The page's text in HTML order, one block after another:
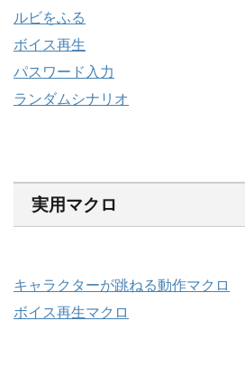
ルビをふる
ボイス再生
パスワード入力
ランダムシナリオ
実用マクロ
キャラクターが跳ねる動作マクロ
ボイス再生マクロ